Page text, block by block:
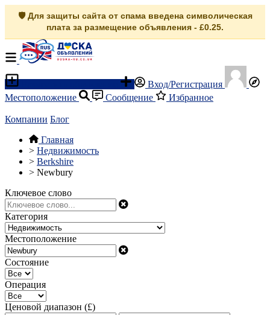
🛡️ Для защиты сайта от спама введена символическая
плата за размещение объявления - £0.25.
Вход/Регистрация
Местоположение
Сообщение Избранное
Компании Блог
Главная
> Недвижимость
> Berkshire
> Newbury
Ключевое слово
Категория
Местоположение
Состояние
Операция
Ценовой диапазон (£)